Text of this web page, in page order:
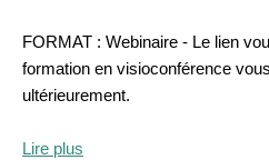
FORMAT : Webinaire - Le lien
formation en visioconférence
ultérieurement.
Lire plus